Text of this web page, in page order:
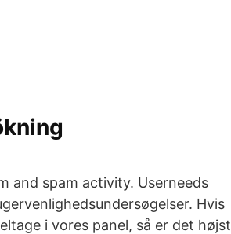
and spam activity. Userneeds
Hvis
i vores panel, så er det højst